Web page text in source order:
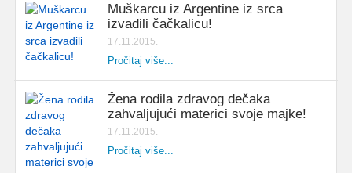
Muškarcu iz Argentine iz srca
izvadili čačkalicu!
17.11.2015.
Pročitaj više...
Žena rodila zdravog dečaka
zahvaljujući materici svoje majke!
17.11.2015.
Pročitaj više...